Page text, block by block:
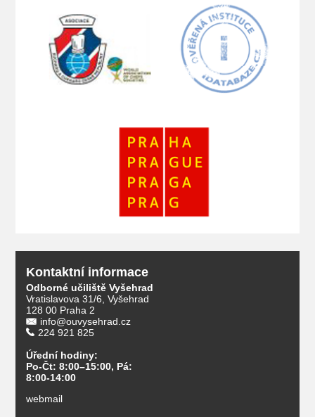
Kontaktní informace
Odborné učiliště Vyšehrad
Vratislavova 31/6, Vyšehrad
128 00 Praha 2
info@ouvysehrad.cz
224 921 825
Úřední hodiny:
Po-Čt: 8:00–15:00, Pá:
8:00-14:00
webmail